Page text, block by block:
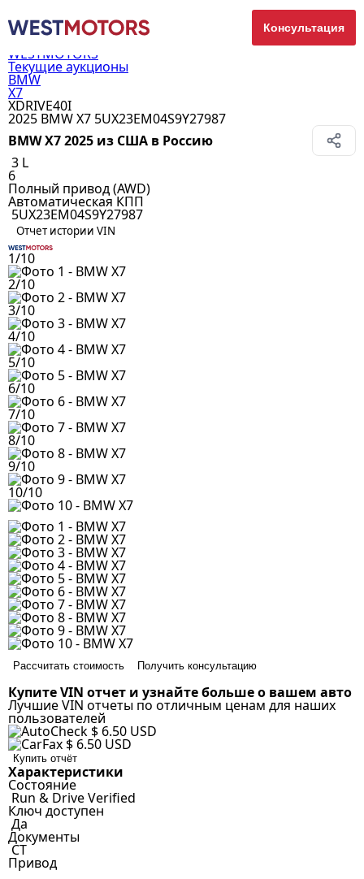
Консультация
WESTMOTORS
Текущие аукционы
BMW
X7
XDRIVE40I
2025 BMW X7 5UX23EM04S9Y27987
BMW X7 2025 из США в Россию
3 L
6
Полный привод (AWD)
Автоматическая КПП
5UX23EM04S9Y27987
Отчет истории VIN
1/10
2/10
3/10
4/10
5/10
6/10
7/10
8/10
9/10
10/10
Рассчитать стоимость Получить консультацию
Купите VIN отчет и узнайте больше о вашем авто
Лучшие VIN отчеты по отличным ценам для наших
пользователей
$ 6.50 USD
$ 6.50 USD
Купить отчёт
Характеристики
Состояние
Run & Drive Verified
Ключ доступен
Да
Документы
CT
Привод